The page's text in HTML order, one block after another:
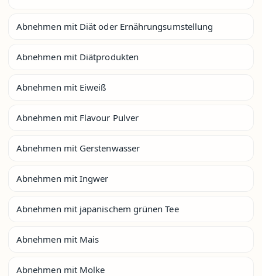
Abnehmen mit Diät oder Ernährungsumstellung
Abnehmen mit Diätprodukten
Abnehmen mit Eiweiß
Abnehmen mit Flavour Pulver
Abnehmen mit Gerstenwasser
Abnehmen mit Ingwer
Abnehmen mit japanischem grünen Tee
Abnehmen mit Mais
Abnehmen mit Molke